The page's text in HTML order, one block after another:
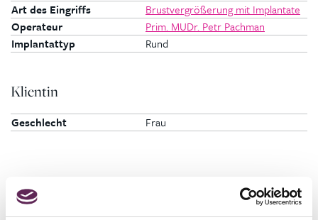
Art des Eingriffs
Brustvergrößerung mit Implantate
Operateur
Prim. MUDr. Petr Pachman
Implantattyp
Rund
Klientin
Geschlecht Frau